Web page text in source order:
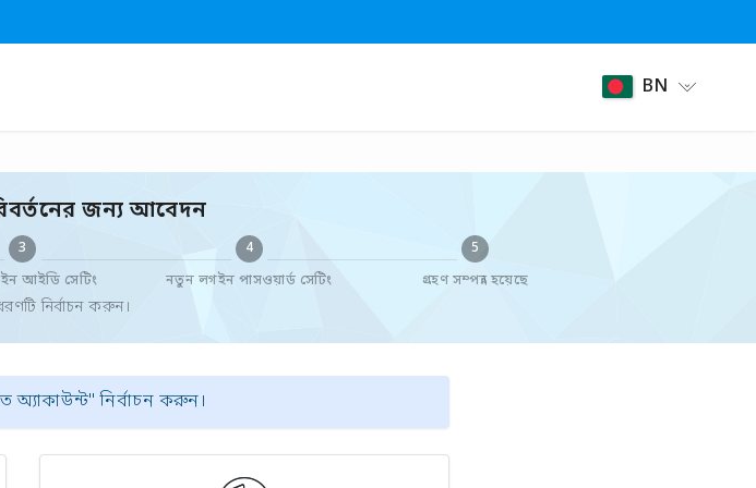
BN
জন্য আবেদন
3
আইডি সেটিং
4
নতুন লগইন পাসওয়ার্ড সেটিং
5
গ্রহণ সম্পন্ন হয়েছে
নির্বাচন করুন।
নির্বাচন করুন।